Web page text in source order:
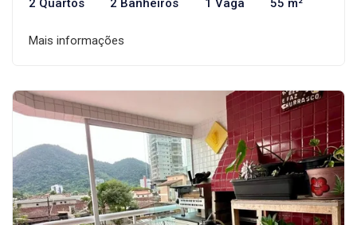
2 Quartos 2 Banheiros 1 Vaga 55 m²
Mais informações